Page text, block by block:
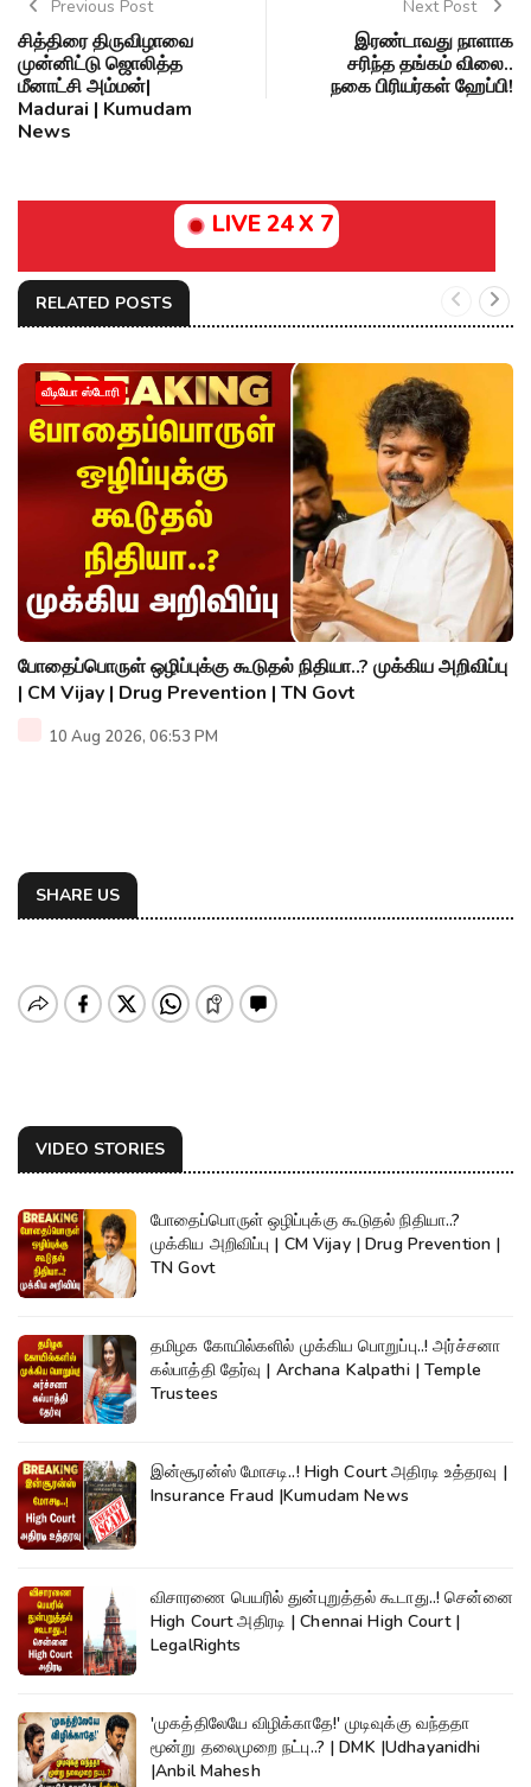
Previous Post
சித்திரை திருவிழாவை
முன்னிட்டு ஜொலித்த
மீனாட்சி அம்மன்|
Madurai | Kumudam
News
Next Post
இரண்டாவது நாளாக
சரிந்த தங்கம் விலை..
நகை பிரியர்கள் ஹேப்பி!
LIVE 24 X 7
RELATED POSTS
வீடியோ ஸ்டோரி
போதைப்பொருள் ஒழிப்புக்கு கூடுதல் நிதியா..? முக்கிய அறிவிப்பு
| CM Vijay | Drug Prevention | TN Govt
10 Aug 2026, 06:53 PM
SHARE US
VIDEO STORIES
போதைப்பொருள் ஒழிப்புக்கு கூடுதல் நிதியா..?
முக்கிய அறிவிப்பு | CM Vijay | Drug Prevention |
TN Govt
தமிழக கோயில்களில் முக்கிய பொறுப்பு..! அர்ச்சனா
கல்பாத்தி தேர்வு | Archana Kalpathi | Temple
Trustees
இன்சூரன்ஸ் மோசடி..! High Court அதிரடி உத்தரவு |
Insurance Fraud |Kumudam News
விசாரணை பெயரில் துன்புறுத்தல் கூடாது..! சென்னை
High Court அதிரடி | Chennai High Court |
LegalRights
'முகத்திலேயே விழிக்காதே!' முடிவுக்கு வந்ததா
மூன்று தலைமுறை நட்பு..? | DMK |Udhayanidhi
|Anbil Mahesh